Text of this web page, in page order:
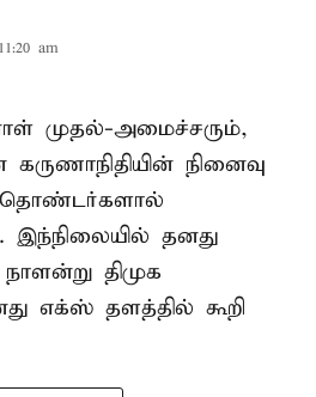
am
முதல்-அமைச்சரும்,
நினைவு
தொண்டர்களால்
இந்நிலையில் தனது
திமுக
எக்ஸ் தளத்தில் கூறி